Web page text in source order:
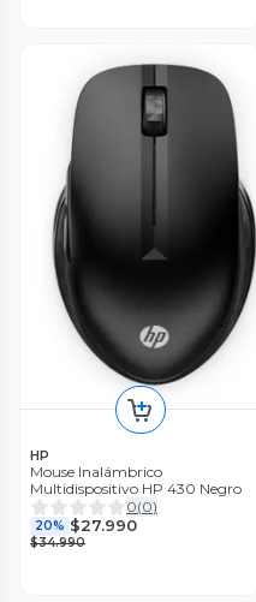
HP
Mouse Inalámbrico
Multidispositivo HP 430 Negro
0(0)
20% $27.990
$34.990